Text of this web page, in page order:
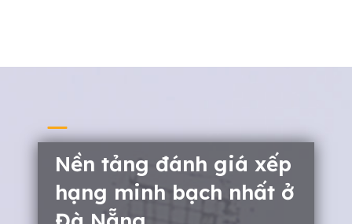
Nền tảng đánh giá xếp
hạng minh bạch nhất ở